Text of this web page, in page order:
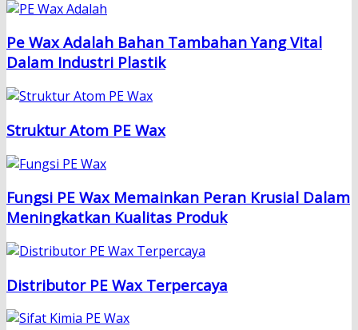
Pe Wax Adalah Bahan Tambahan Yang Vital
Dalam Industri Plastik
Struktur Atom PE Wax
Fungsi PE Wax Memainkan Peran Krusial Dalam
Meningkatkan Kualitas Produk
Distributor PE Wax Terpercaya